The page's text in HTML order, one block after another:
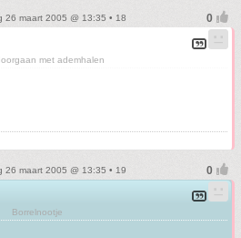
26 maart 2005 @ 13:35 • 18
met ademhalen
26 maart 2005 @ 13:35 • 19
Borrelnootje